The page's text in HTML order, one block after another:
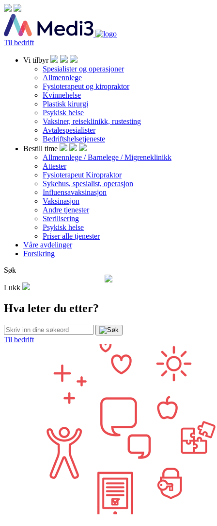
Til bedrift
Vi tilbyr
Spesialister og operasjoner
Allmennlege
Fysioterapeut og kiropraktor
Kvinnehelse
Plastisk kirurgi
Psykisk helse
Vaksiner, reiseklinikk, rustesting
Avtalespesialister
Bedriftshelsetjeneste
Bestill time
Allmennlege / Barnelege / Migreneklinikk
Attester
Fysioterapeut Kiropraktor
Sykehus, spesialist, operasjon
Influensavaksinasjon
Vaksinasjon
Andre tjenester
Sterilisering
Psykisk helse
Priser alle tjenester
Våre avdelinger
Forsikring
Søk
Lukk
Hva leter du etter?
Til bedrift